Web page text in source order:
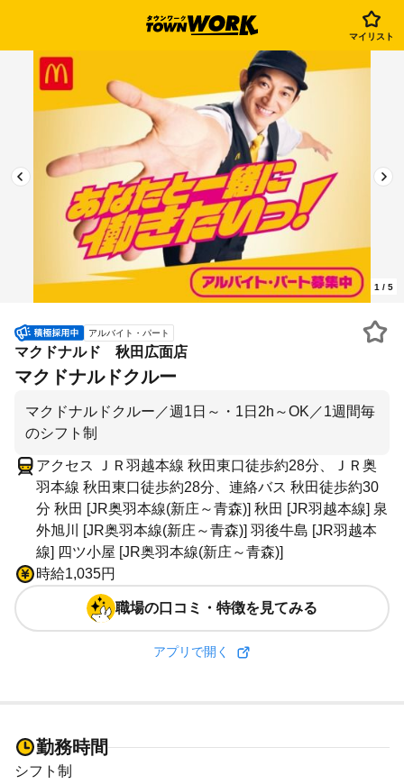
マイリスト
1 / 5
アルバイト・パート
マクドナルド 秋田広面店
マクドナルドクルー
マクドナルドクルー／週1日～・1日2h～OK／1週間毎
のシフト制
アクセス ＪＲ羽越本線 秋田東口徒歩約28分、ＪＲ奥
羽本線 秋田東口徒歩約28分、連絡バス 秋田徒歩約30
分 秋田 [JR奥羽本線(新庄～青森)] 秋田 [JR羽越本線] 泉
外旭川 [JR奥羽本線(新庄～青森)] 羽後牛島 [JR羽越本
線] 四ツ小屋 [JR奥羽本線(新庄～青森)]
時給1,035円
職場の口コミ・特徴を見てみる
アプリで開く
勤務時間
シフト制